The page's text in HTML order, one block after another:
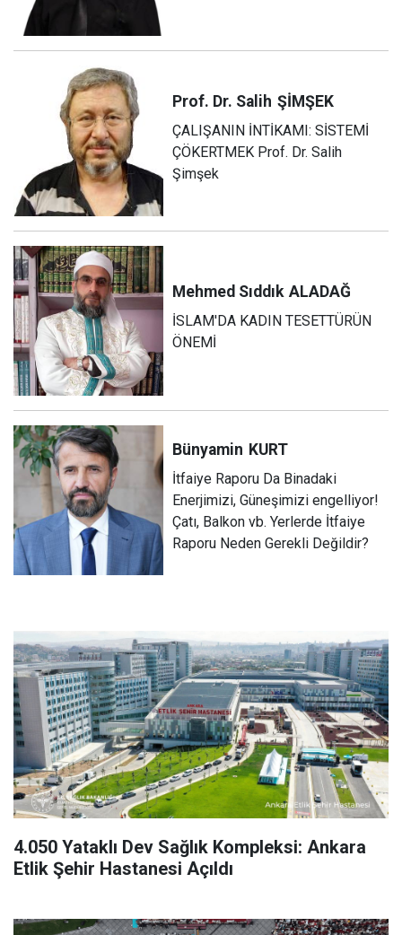
Prof. Dr. Salih ŞİMŞEK
ÇALIŞANIN İNTİKAMI: SİSTEMİ
ÇÖKERTMEK Prof. Dr. Salih
Şimşek
Mehmed Sıddık ALADAĞ
İSLAM'DA KADIN TESETTÜRÜN
ÖNEMİ
Bünyamin KURT
İtfaiye Raporu Da Binadaki
Enerjimizi, Güneşimizi engelliyor!
Çatı, Balkon vb. Yerlerde İtfaiye
Raporu Neden Gerekli Değildir?
4.050 Yataklı Dev Sağlık Kompleksi: Ankara
Etlik Şehir Hastanesi Açıldı